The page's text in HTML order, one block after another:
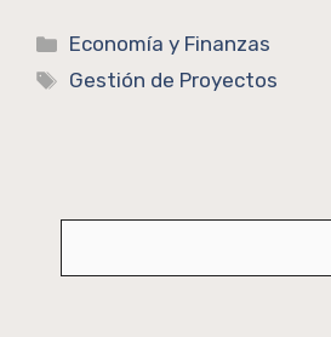
Categorías
Economía y Finanzas
Etiquetas
Gestión de Proyectos